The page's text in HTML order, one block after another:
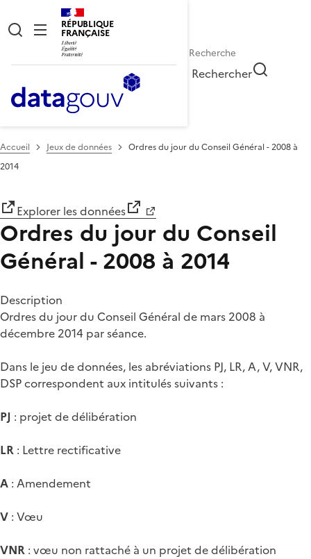
RÉPUBLIQUE
FRANÇAISE
Rechercher
Accueil Jeux de données
Ordres du jour du Conseil Général - 2008 à
2014
Explorer les données
Ordres du jour du Conseil
Général - 2008 à 2014
Description
Ordres du jour du Conseil Général de mars 2008 à
décembre 2014 par séance.
Dans le jeu de données, les abréviations PJ, LR, A, V, VNR,
DSP correspondent aux intitulés suivants :
PJ : projet de délibération
LR : Lettre rectificative
A : Amendement
V : Vœu
VNR : vœu non rattaché à un projet de délibération